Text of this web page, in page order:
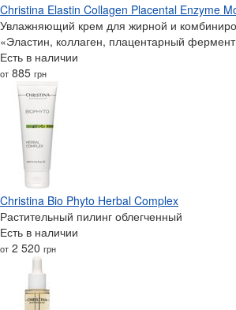
Christina Elastin Collagen Placental Enzyme
Увлажняющий крем для жирной и
«Эластин, коллаген, плацентарный
Есть в наличии
от 885 грн
Christina Bio Phyto Herbal Complex
Растительный пилинг облегченный
Есть в наличии
от 2 520 грн